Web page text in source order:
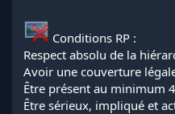
Conditions RP :
Respect absolu de la
Avoir une couverture
Être présent au minimum
Être sérieux, impliqué et